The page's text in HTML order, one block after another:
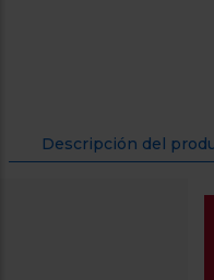
Descripción del